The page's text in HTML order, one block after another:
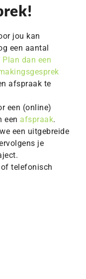
jou kan
een aantal
Plan dan een
afspraak te
een (online)
een afspraak.
een uitgebreide
je
telefonisch